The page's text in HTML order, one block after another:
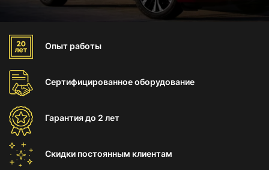
Опыт работы
Сертифицированноеоборудование
Гарантиядо 2 лет
Скидки постоянным клиентам